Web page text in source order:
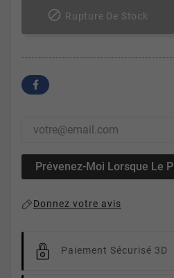
 Rupture De Stock
Prévenez-Moi Lorsque Le
Donnez votre avis
Paiement Sécurisé 3D